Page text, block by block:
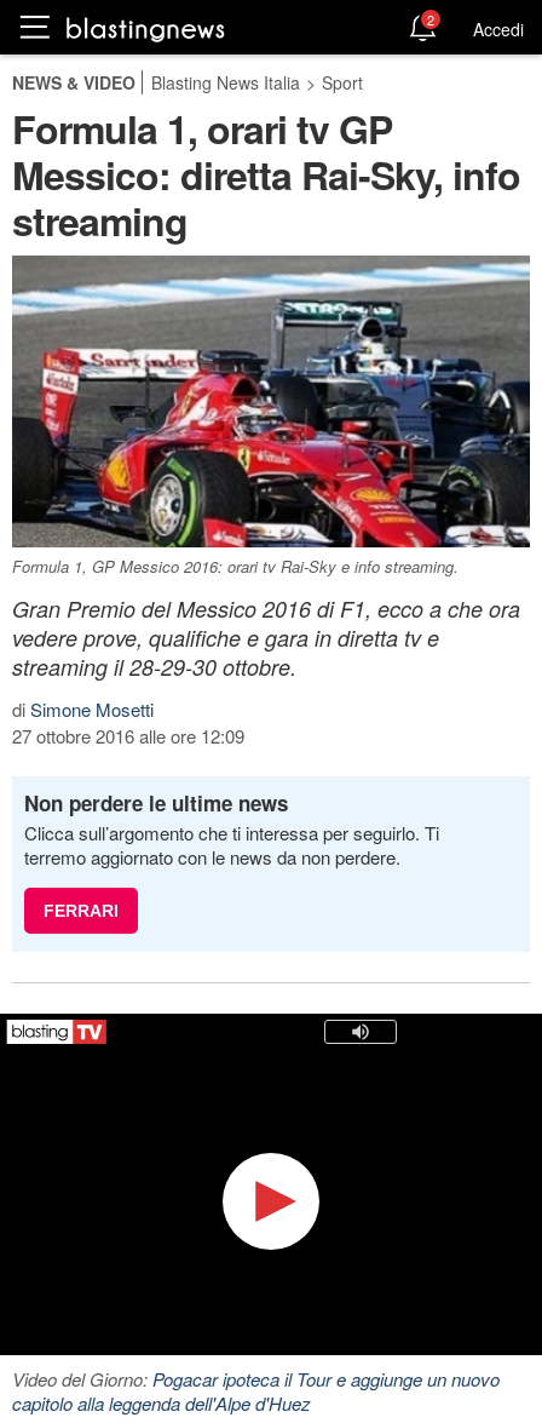
2 Accedi
NEWS & VIDEO Blasting News Italia > Sport
Formula 1, orari tv GP
Messico: diretta Rai-Sky, info
streaming
Formula 1, GP Messico 2016: orari tv Rai-Sky e info streaming.
Gran Premio del Messico 2016 di F1, ecco a che ora
vedere prove, qualifiche e gara in diretta tv e
streaming il 28-29-30 ottobre.
diSimone Mosetti
27 ottobre 2016 alle ore 12:09
Non perdere le ultime news
Clicca sull’argomento che ti interessa per seguirlo. Ti
terremo aggiornato con le news da non perdere.
FERRARI
Video del Giorno:Pogacar ipoteca il Tour e aggiunge un nuovo
capitolo alla leggenda dell'Alpe d'Huez